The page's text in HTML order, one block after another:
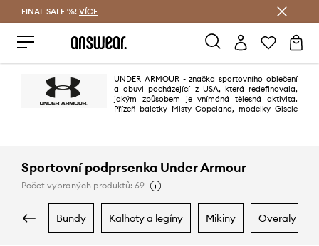
FINAL SALE %! VÍCE
UNDER ARMOUR - značka sportovního oblečení
a obuvi pocházející z USA, která redefinovala,
jakým způsobem je vnímáná tělesná aktivita.
Přízeň baletky Misty Copeland, modelky Gisele
Sportovní podprsenka Under Armour
Počet vybraných produktů: 69
bundy kalhoty a legíny mikiny overaly